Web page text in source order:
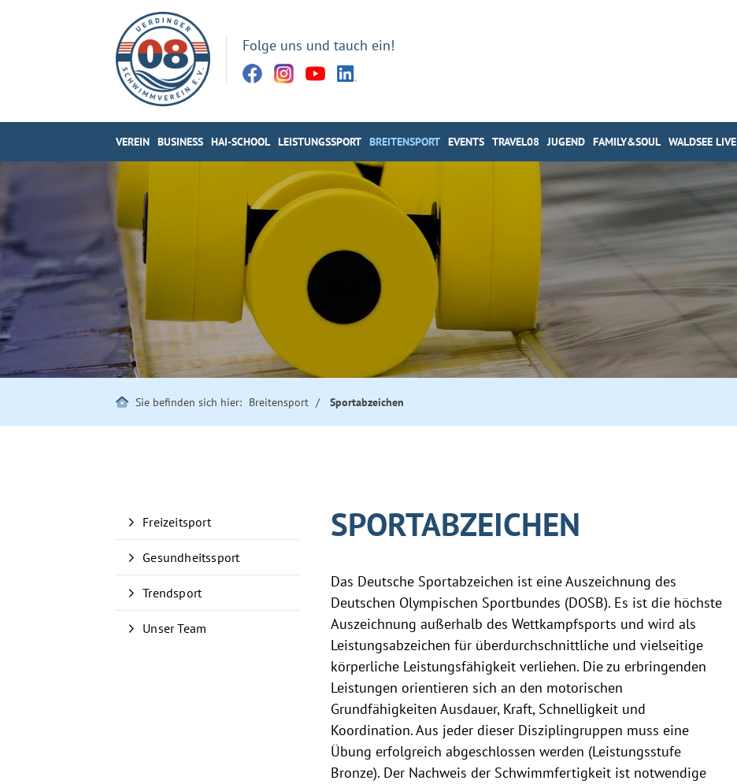
Folge uns und tauch ein!
VEREIN BUSINESS HAI-SCHOOL LEISTUNGSSPORT BREITENSPORT EVENTS TRAVEL08 JUGEND FAMILY&SOUL WALDSEE LIVE
Sie befinden sich hier: Breitensport Sportabzeichen
SPORTABZEICHEN
Das Deutsche Sportabzeichen ist eine Auszeichnung des
Deutschen Olympischen Sportbundes (DOSB). Es ist die höchste
Auszeichnung außerhalb des Wettkampfsports und wird als
Leistungsabzeichen für überdurchschnittliche und vielseitige
körperliche Leistungsfähigkeit verliehen. Die zu erbringenden
Leistungen orientieren sich an den motorischen
Grundfähigkeiten Ausdauer, Kraft, Schnelligkeit und
Koordination. Aus jeder dieser Disziplingruppen muss eine
Übung erfolgreich abgeschlossen werden (Leistungsstufe
Bronze). Der Nachweis der Schwimmfertigkeit ist notwendige
Freizeitsport
Gesundheitssport
Trendsport
Unser Team